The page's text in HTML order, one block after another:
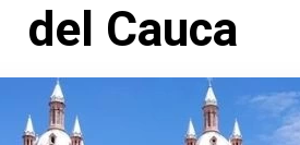
del Cauca